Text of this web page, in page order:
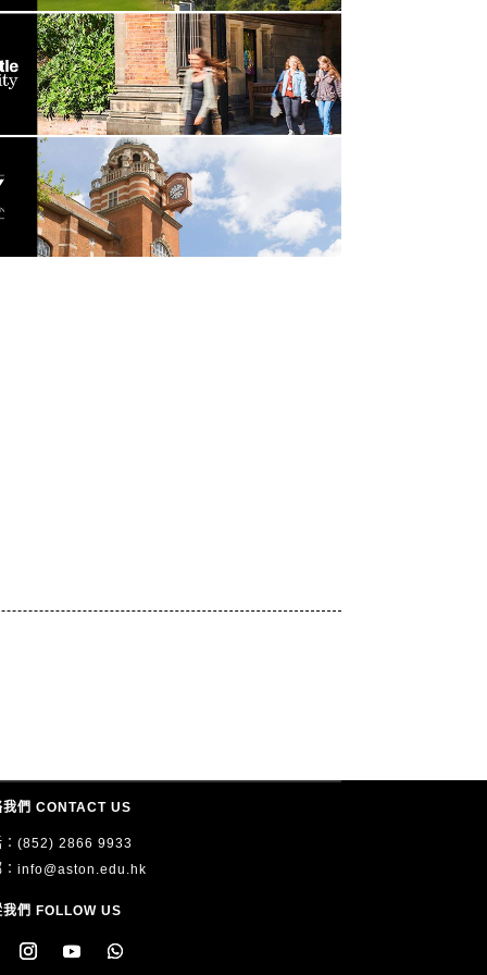
我們 CONTACT US
：(852) 2866 9933
info@aston.edu.hk
我們 FOLLOW US